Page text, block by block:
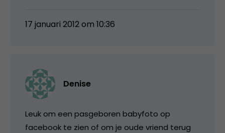
17 januari 2012 om 10:36
Denise
Leuk om een pasgeboren babyfoto op
facebook te zien of om je oude vriend terug